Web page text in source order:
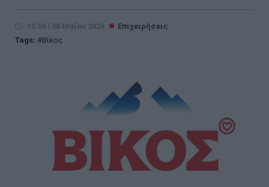
15:06 | 08 Μαΐου 2026
Επιχειρήσεις
Tags:
Βίκος